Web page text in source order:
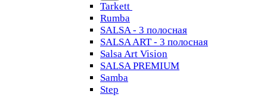
Tarkett
Rumba
SALSA - 3 полосная
SALSA ART - 3 полосная
Salsa Art Vision
SALSA PREMIUM
Samba
Step